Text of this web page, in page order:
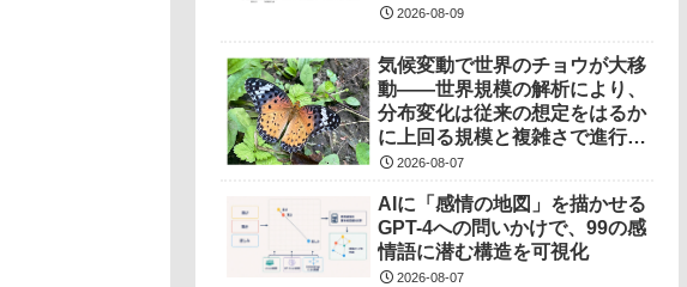
2026-08-09
気候変動で世界のチョウが大移
動――世界規模の解析により、
分布変化は従来の想定をはるか
に上回る規模と複雑さで進行し
ていることを解明――
2026-08-07
AIに「感情の地図」を描かせる
GPT-4への問いかけで、99の感
情語に潜む構造を可視化
2026-08-07